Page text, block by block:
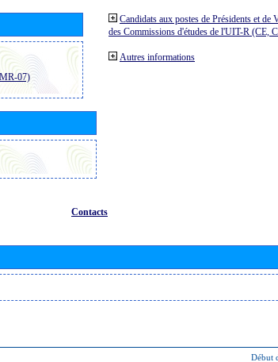
07)
Candidats aux postes de Présidents et de
des Commissions d'études de l'UIT-R (CE,
Autres informations
Contacts
Début